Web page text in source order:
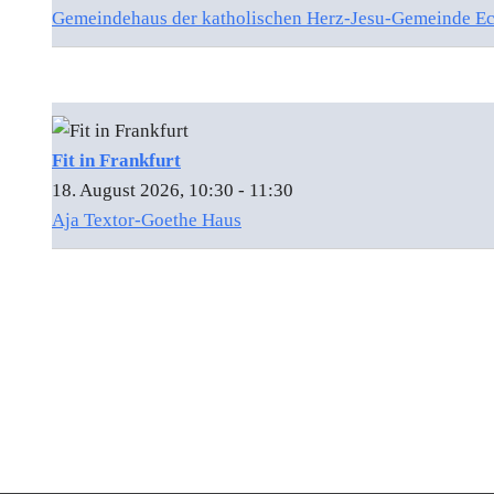
Gemeindehaus der katholischen Herz-Jesu-Gemeinde
Fit in Frankfurt
18. August 2026, 10:30 - 11:30
Aja Textor-Goethe Haus